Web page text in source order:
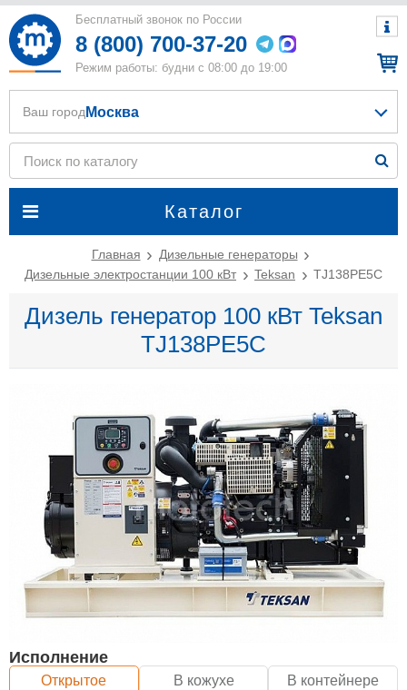
Бесплатный звонок по России
8 (800) 700-37-20
Режим работы: будни с 08:00 до 19:00
Каталог
Ваш город Москва
Главная
Дизельные генераторы
Дизельные электростанции 100 кВт
Teksan TJ138PE5C
Дизель генератор 100 кВт Teksan
TJ138PE5C
Исполнение
Открытое В кожухе В контейнере